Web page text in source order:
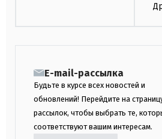
E-mail-рассылка
Будьте в курсе всех новостей и
обновлений! Перейдите на
рассылок, чтобы выбрать те,
соответствуют вашим интересам.